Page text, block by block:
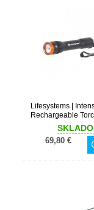
Lifesystems |
Rechargeable
69,80 €